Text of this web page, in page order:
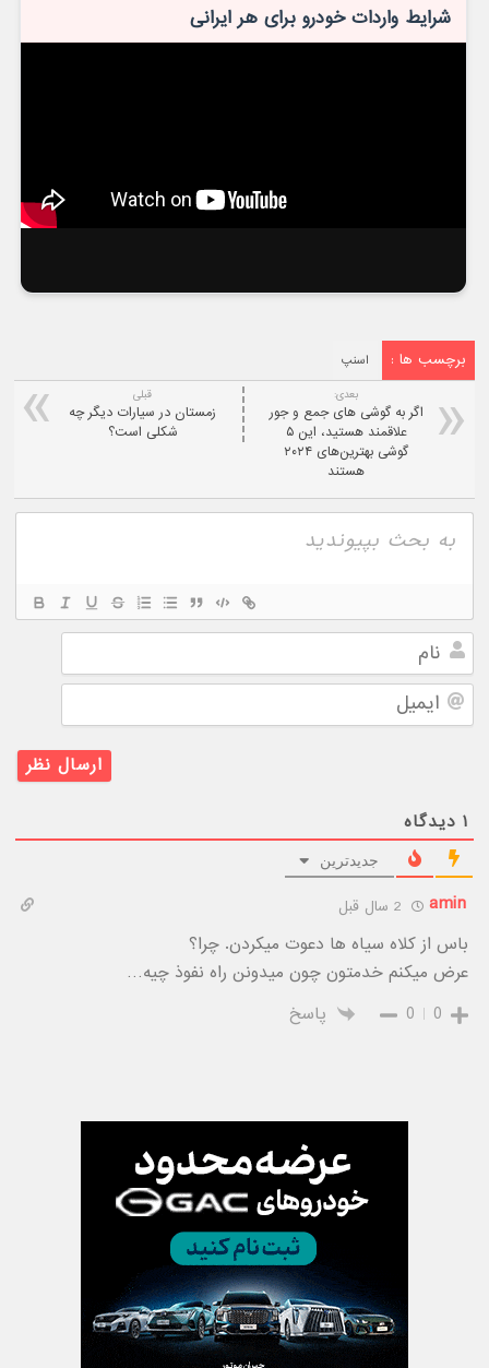
شرایط واردات خودرو برای هر ایرانی
برچسب ها : اسنپ
قبلی
زمستان در سیارات دیگر چه
شکلی است؟
بعدی:
اگر به گوشی های جمع و جور
علاقمند هستید، این ۵
گوشی بهترین‌های ۲۰۲۴
هستند
نام
ایمیل
۱ دیدگاه
جدیدترین
amin
باس از کلاه سیاه ها دعوت میکردن. چرا؟
عرض میکنم خدمتون چون میدونن راه نفوذ چیه…
0
0 پاسخ